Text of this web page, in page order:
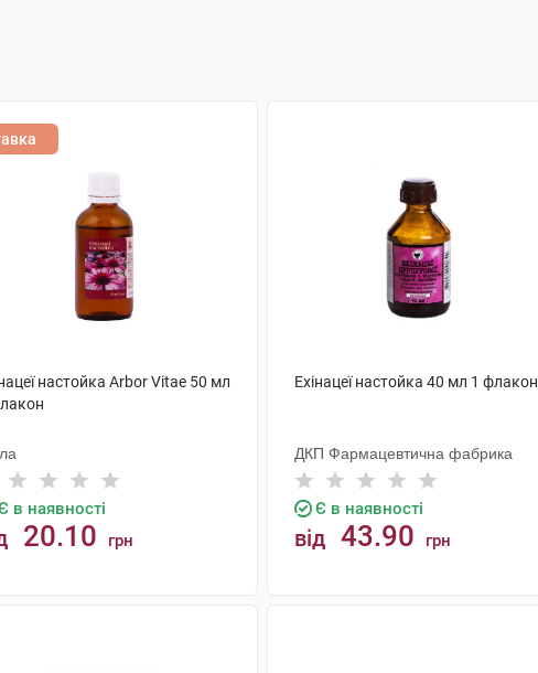
настойка Arbor Vitae 50 мл
в наявності
20.10 грн
Ехінацеї настойка 40 мл 1 флакон
ДКП Фармацевтична фабрика
Є в наявності
від 43.90 грн